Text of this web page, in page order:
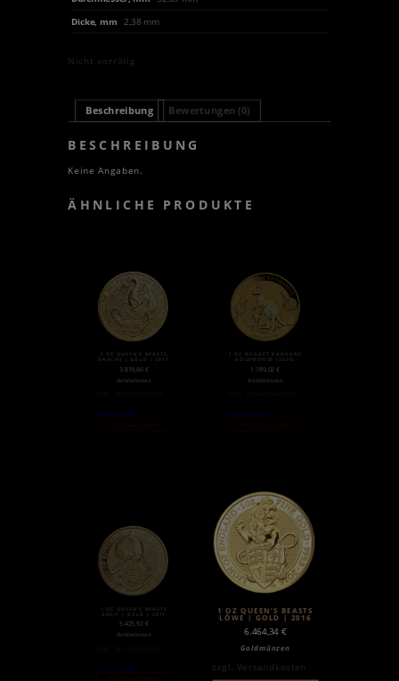
Dicke, mm
2,38 mm
Nicht vorrätig
Beschreibung Bewertungen (0)
BESCHREIBUNG
Keine Angaben.
ÄHNLICHE PRODUKTE
1 OZ QUEEN’S BEASTS
DRACHE | GOLD | 2017
3.819,86 €
Goldmünzen
Weiterlesen
Nicht auf Lager
1 OZ NUGGET KÄNGURU
GOLDMÜNZE (2020)
1.789,02€
Goldmünzen
Weiterlesen
Nicht auf Lager
1 OZ QUEEN’S BEASTS
GREIF | GOLD | 2017
5.425,92 €
Goldmünzen
Weiterlesen
Nicht auf Lager
1 OZ QUEEN’S BEASTS
LÖWE | GOLD | 2016
6.464,34 €
Goldmünzen
zzgl. Versandkosten